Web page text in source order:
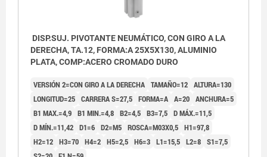
DISP.SUJ. PIVOTANTE NEUMÁTICO, CON GIRO A LA
DERECHA, TA.12, FORMA:A 25X5X130, ALUMINIO
PLATA, COMP:ACERO CROMADO DURO
VERSIÓN 2=CON GIRO A LA DERECHA TAMAÑO=12 ALTURA=130
LONGITUD=25 CARRERA S=27,5 FORMA=A A=20 ANCHURA=5
B1 MAX.=4,9 B1 MIN.=4,8 B2=4,5 B3=7,5 D MÁX.=11,5
D MÍN.=11,42 D1=6 D2=M5 ROSCA=M03X0,5 H1=97,8
H2=12 H3=70 H4=2 H5=2,5 H6=3 L1=15,5 L2=8 S1=7,5